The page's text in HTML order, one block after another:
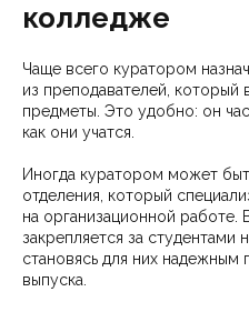
колледже
Чаще всего куратором
из преподавателей, который
предметы. Это удобно: он
как они учатся.
Иногда куратором может
отделения, который
на организационной работе.
закрепляется за студентами
становясь для них
выпуска.